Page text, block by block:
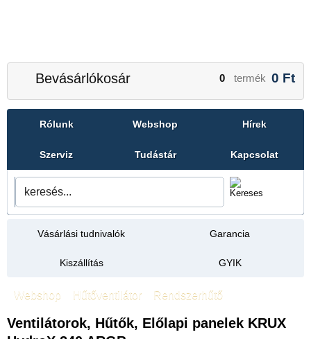
Bevásárlókosár 0 termék 0 Ft
Rólunk Webshop Hírek
Szerviz Tudástár Kapcsolat
Vásárlási tudnivalók Garancia
Kiszállítás GYIK
Webshop Hűtőventilátor Rendszerhűtő
Ventilátorok, Hűtők, Előlapi panelek KRUX